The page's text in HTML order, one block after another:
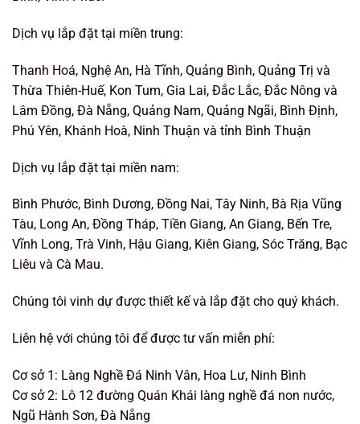
Dịch vụ lắp đặt tại miền trung:
Thanh Hoá, Nghệ An, Hà Tĩnh, Quảng Bình, Quảng Trị và
Thừa Thiên-Huế, Kon Tum, Gia Lai, Đắc Lắc, Đắc Nông và
Lâm Đồng, Đà Nẵng, Quảng Nam, Quảng Ngãi, Bình Định,
Phú Yên, Khánh Hoà, Ninh Thuận và tỉnh Bình Thuận
Dịch vụ lắp đặt tại miền nam:
Bình Phước, Bình Dương, Đồng Nai, Tây Ninh, Bà Rịa Vũng
Tàu, Long An, Đồng Tháp, Tiền Giang, An Giang, Bến Tre,
Vĩnh Long, Trà Vinh, Hậu Giang, Kiên Giang, Sóc Trăng, Bạc
Liêu và Cà Mau.
Chúng tôi vinh dự được thiết kế và lắp đặt cho quý khách.
Liên hệ với chúng tôi để được tư vấn miễn phí:
Cơ sở 1: Làng Nghề Đá Ninh Vân, Hoa Lư, Ninh Bình
Cơ sở 2: Lô 12 đường Quán Khái làng nghề đá non nước,
Ngũ Hành Sơn, Đà Nẵng